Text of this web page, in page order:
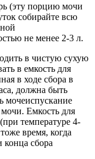
(эту порцию мочи
собирайте всю
не менее 2-3 л.
в чистую сухую
в емкость для
в ходе сбора в
должна быть
мочеиспускание
Емкость для
температуре 4-
время, когда
конца сбора